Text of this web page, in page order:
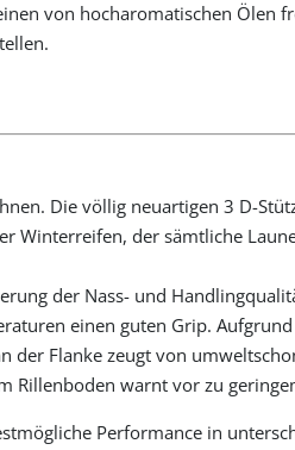
von hocharomatischen Ölen
Die völlig neuartigen 3 D-
Winterreifen, der sämtliche
der Nass- und
einen guten Grip.
der Flanke zeugt von
Rillenboden warnt vor zu
Performance in